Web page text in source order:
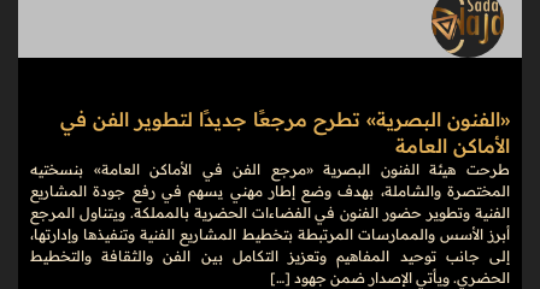
«الفنون البصرية» تطرح مرجعًا جديدًا لتطوير الفن في
الأماكن العامة
طرحت هيئة الفنون البصرية «مرجع الفن في الأماكن العامة» بنسختيه
المختصرة والشاملة، بهدف وضع إطار مهني يسهم في رفع جودة المشاريع
الفنية وتطوير حضور الفنون في الفضاءات الحضرية بالمملكة. ويتناول المرجع
أبرز الأسس والممارسات المرتبطة بتخطيط المشاريع الفنية وتنفيذها وإدارتها،
إلى جانب توحيد المفاهيم وتعزيز التكامل بين الفن والثقافة والتخطيط
الحضري. ويأتي الإصدار ضمن جهود […]